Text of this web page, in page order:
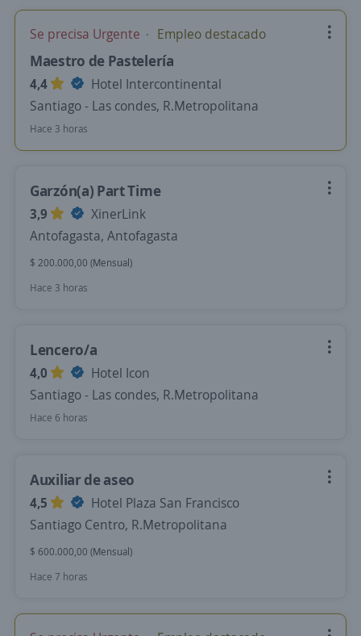
Se precisa Urgente Empleo destacado
Maestro de Pastelería
4,4
Hotel Intercontinental
Santiago - Las condes, R.Metropolitana
Hace 3 horas
Garzón(a) Part Time
3,9
XinerLink
Antofagasta, Antofagasta
$ 200.000,00 (Mensual)
Hace 3 horas
Lencero/a
4,0
Hotel Icon
Santiago - Las condes, R.Metropolitana
Hace 6 horas
Auxiliar de aseo
4,5
Hotel Plaza San Francisco
Santiago Centro, R.Metropolitana
$ 600.000,00 (Mensual)
Hace 7 horas